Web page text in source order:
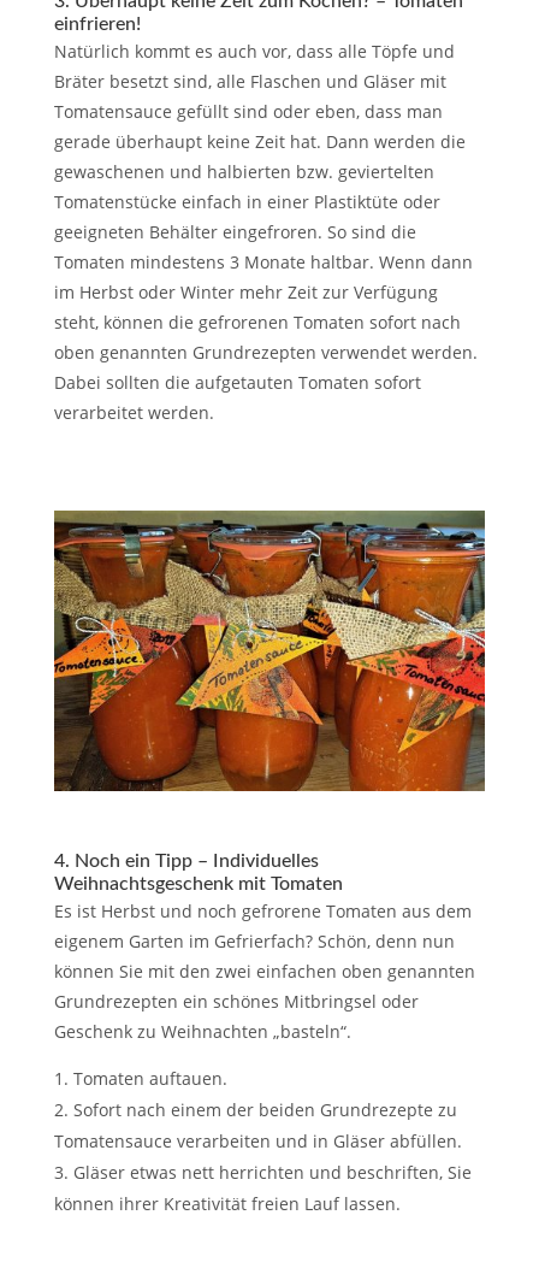
einfrieren!
Natürlich kommt es auch vor, dass alle Töpfe und
Bräter besetzt sind, alle Flaschen und Gläser mit
Tomatensauce gefüllt sind oder eben, dass man
gerade überhaupt keine Zeit hat. Dann werden die
gewaschenen und halbierten bzw. geviertelten
Tomatenstücke einfach in einer Plastiktüte oder
geeigneten Behälter eingefroren. So sind die
Tomaten mindestens 3 Monate haltbar. Wenn dann
im Herbst oder Winter mehr Zeit zur Verfügung
steht, können die gefrorenen Tomaten sofort nach
oben genannten Grundrezepten verwendet werden.
Dabei sollten die aufgetauten Tomaten sofort
verarbeitet werden.
4. Noch ein Tipp – Individuelles
Weihnachtsgeschenk mit Tomaten
Es ist Herbst und noch gefrorene Tomaten aus dem
eigenem Garten im Gefrierfach? Schön, denn nun
können Sie mit den zwei einfachen oben genannten
Grundrezepten ein schönes Mitbringsel oder
Geschenk zu Weihnachten „basteln“.
Tomaten auftauen.
Sofort nach einem der beiden Grundrezepte zu
Tomatensauce verarbeiten und in Gläser abfüllen.
Gläser etwas nett herrichten und beschriften, Sie
können ihrer Kreativität freien Lauf lassen.